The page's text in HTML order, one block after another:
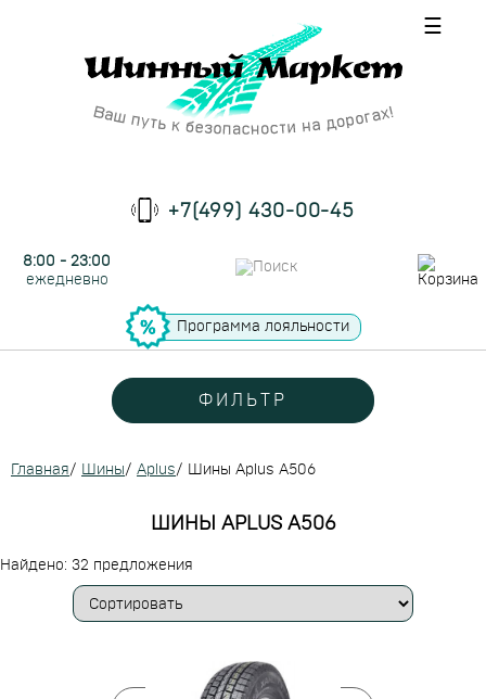
☰
+7(499) 430-00-45
8:00 - 23:00
ежедневно
Программа лояльности
ФИЛЬТР
Главная/ Шины/ Aplus/ Шины Aplus A506
ШИНЫ APLUS A506
Найдено: 32 предложения